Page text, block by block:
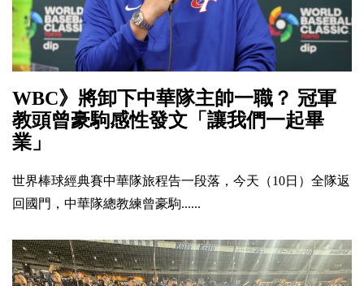
WBC》將卸下中華隊主帥一職？ 冠軍
教頭曾豪駒感性發文「讓我們一起畢
業」
世界棒球經典賽中華隊旅程告一段落，今天（10日）全隊返
回國門，中華隊總教練曾豪駒......